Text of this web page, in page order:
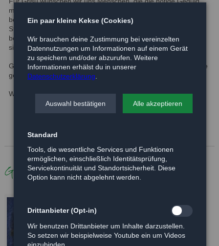
mit diesem wunderschönen Kater haben. Er wird einige Zeit
benötigen, bis er auf Menschen zugehen kann und auch
Streicheleinheiten genießen lernt. Idealerweise wäre eventuell
bereits eine kuschelige Katze im Haushalt vorhanden, an der
sich Grisu orientieren kann.
Grisu möchte nach einer entsprechenden Eingewöhnungsphase
gerne wieder Freigang genießen.
Weitere Bilder folgen, sobald sich Grisu eingewöhnt hat.
Galerie
Ein paar kleine Kekse (Cookies)
Wir brauchen deine Zustimmung bei vereinzelten
Datennutzungen um Informationen auf einem Gerät
zu speichern und/oder abzurufen. Weitere
Informationen erhälst du in unserer
Datenschutzerklärung
Auswahl bestätigen Alle akzeptieren
Standard
Tools, die wesentliche Services und Funktionen
ermöglichen, einschließlich Identitätsprüfung,
Servicekontinuität und Standortsicherheit. Diese
Option kann nicht abgelehnt werden.
Drittanbieter (Opt-in)
Wir benutzen Drittanbieter um Inhalte darzustellen.
So setzen wir beispielweise Youtube ein um Videos